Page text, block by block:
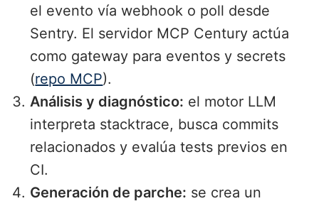
el evento vía webhook o poll desde
Sentry. El servidor MCP Century actúa
como gateway para eventos y secrets
(repo MCP).
Análisis y diagnóstico: el motor LLM
interpreta stacktrace, busca commits
relacionados y evalúa tests previos en
CI.
Generación de parche: se crea un